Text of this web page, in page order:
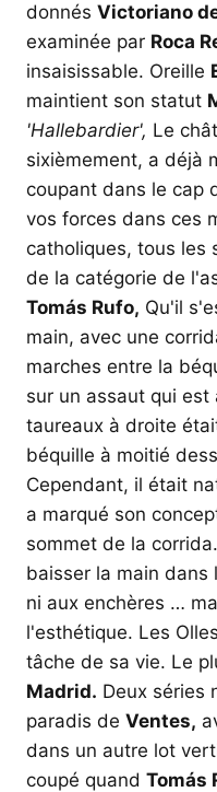
donnés Victoriano
examinée par Roca
insaisissable. Oreille
maintient son statut
'Hallebardier', Le
sixièmement, a déjà
coupant dans le cap
vos forces dans ces
catholiques, tous les
de la catégorie de
Tomás Rufo, Qu'il
main, avec une
marches entre la
sur un assaut qui
taureaux à droite
béquille à moitié
Cependant, il était
a marqué son
sommet de la
baisser la main dans
ni aux enchères …
l'esthétique. Les
tâche de sa vie. Le
Madrid. Deux séries
paradis de Ventes,
dans un autre lot
coupé quand Tomás